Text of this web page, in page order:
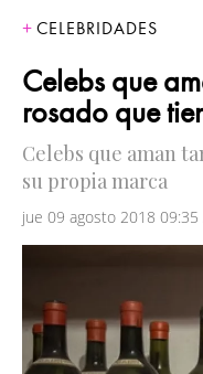
CELEBRIDADES
Celebs que
rosado que
Celebs que aman
su propia marca
jue 09 agosto 2018 09:35